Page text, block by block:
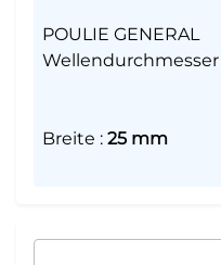
POULIE GENERAL
Wellendurchmesser
Breite : 25 mm